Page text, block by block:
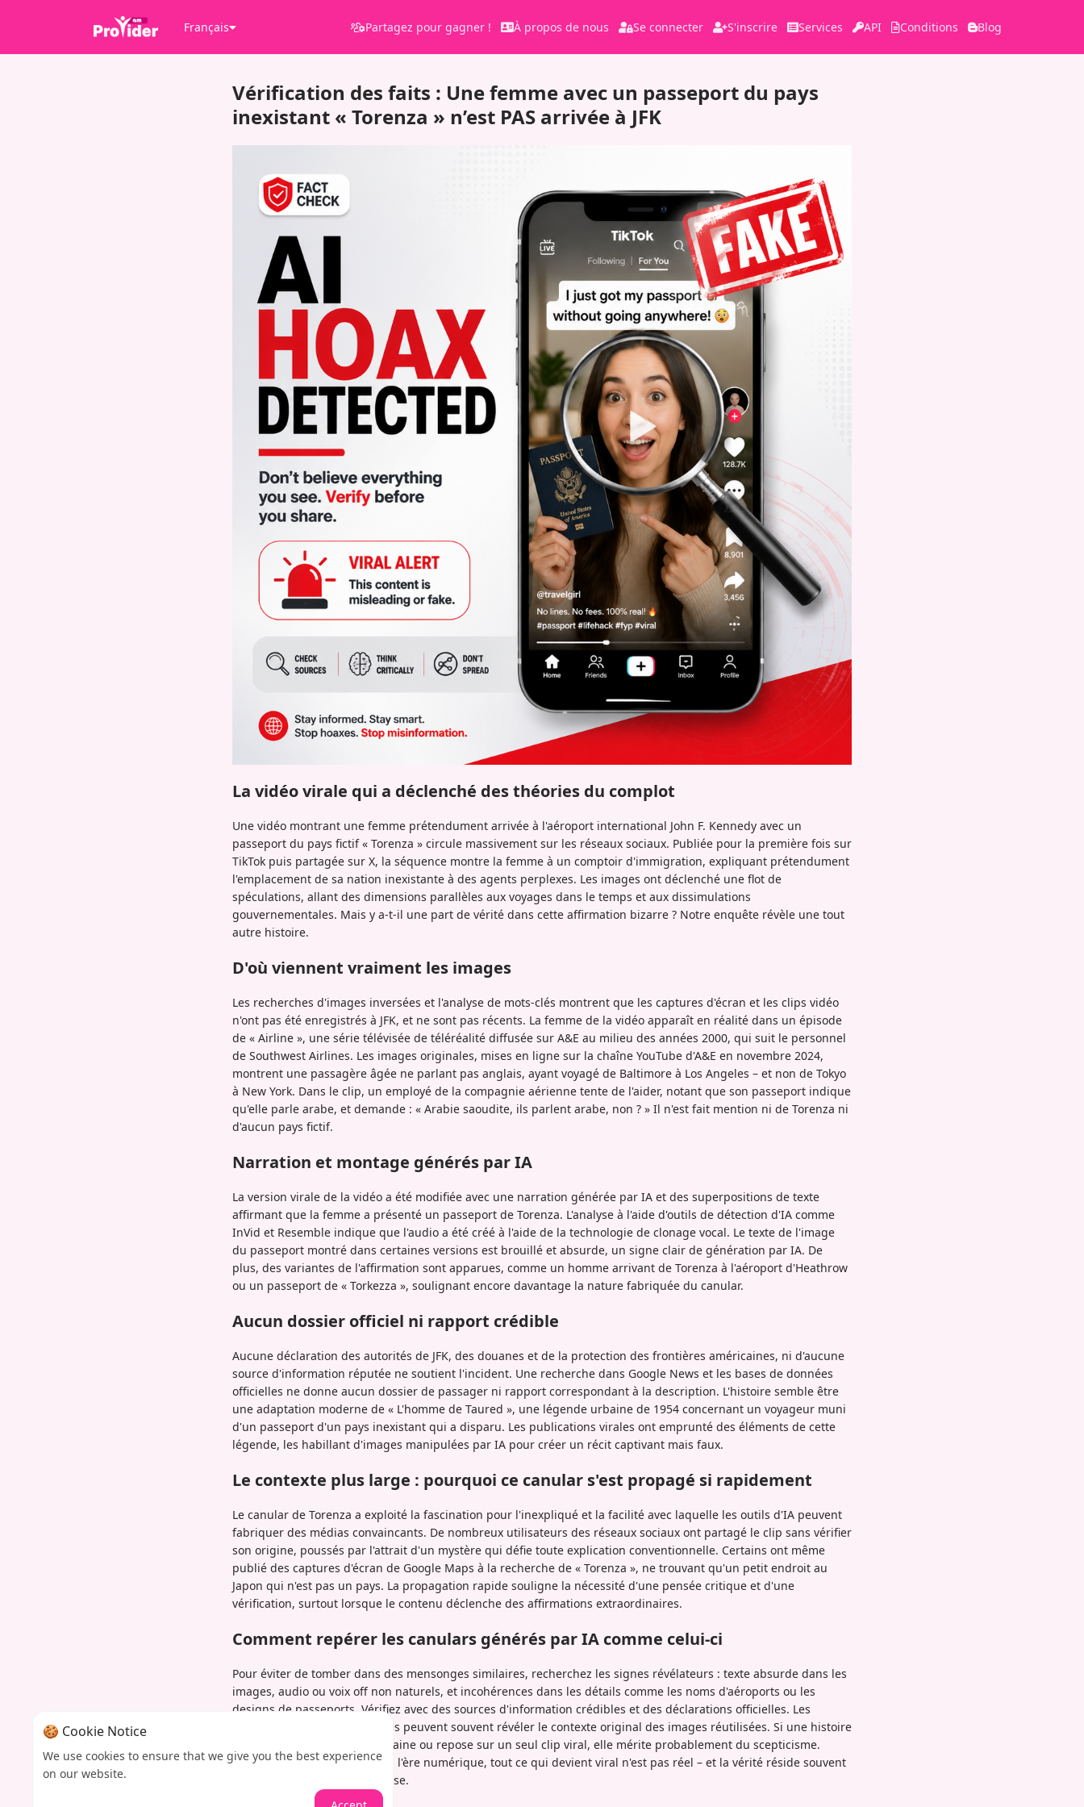
Français Partagez pour gagner ! À propos de nous Se connecter S'inscrire Services API Conditions Blog
Vérification des faits : Une femme avec un passeport du pays
inexistant « Torenza » n’est PAS arrivée à JFK
La vidéo virale qui a déclenché des théories du complot
Une vidéo montrant une femme prétendument arrivée à l'aéroport international John F. Kennedy avec un
passeport du pays fictif « Torenza » circule massivement sur les réseaux sociaux. Publiée pour la première fois sur
TikTok puis partagée sur X, la séquence montre la femme à un comptoir d'immigration, expliquant prétendument
l'emplacement de sa nation inexistante à des agents perplexes. Les images ont déclenché une flot de
spéculations, allant des dimensions parallèles aux voyages dans le temps et aux dissimulations
gouvernementales. Mais y a-t-il une part de vérité dans cette affirmation bizarre ? Notre enquête révèle une tout
autre histoire.
D'où viennent vraiment les images
Les recherches d'images inversées et l'analyse de mots-clés montrent que les captures d'écran et les clips vidéo
n'ont pas été enregistrés à JFK, et ne sont pas récents. La femme de la vidéo apparaît en réalité dans un épisode
de « Airline », une série télévisée de téléréalité diffusée sur A&E au milieu des années 2000, qui suit le personnel
de Southwest Airlines. Les images originales, mises en ligne sur la chaîne YouTube d'A&E en novembre 2024,
montrent une passagère âgée ne parlant pas anglais, ayant voyagé de Baltimore à Los Angeles – et non de Tokyo
à New York. Dans le clip, un employé de la compagnie aérienne tente de l'aider, notant que son passeport indique
qu'elle parle arabe, et demande : « Arabie saoudite, ils parlent arabe, non ? » Il n'est fait mention ni de Torenza ni
d'aucun pays fictif.
Narration et montage générés par IA
La version virale de la vidéo a été modifiée avec une narration générée par IA et des superpositions de texte
affirmant que la femme a présenté un passeport de Torenza. L'analyse à l'aide d'outils de détection d'IA comme
InVid et Resemble indique que l'audio a été créé à l'aide de la technologie de clonage vocal. Le texte de l'image
du passeport montré dans certaines versions est brouillé et absurde, un signe clair de génération par IA. De
plus, des variantes de l'affirmation sont apparues, comme un homme arrivant de Torenza à l'aéroport d'Heathrow
ou un passeport de « Torkezza », soulignant encore davantage la nature fabriquée du canular.
Aucun dossier officiel ni rapport crédible
Aucune déclaration des autorités de JFK, des douanes et de la protection des frontières américaines, ni d'aucune
source d'information réputée ne soutient l'incident. Une recherche dans Google News et les bases de données
officielles ne donne aucun dossier de passager ni rapport correspondant à la description. L'histoire semble être
une adaptation moderne de « L'homme de Taured », une légende urbaine de 1954 concernant un voyageur muni
d'un passeport d'un pays inexistant qui a disparu. Les publications virales ont emprunté des éléments de cette
légende, les habillant d'images manipulées par IA pour créer un récit captivant mais faux.
Le contexte plus large : pourquoi ce canular s'est propagé si rapidement
Le canular de Torenza a exploité la fascination pour l'inexpliqué et la facilité avec laquelle les outils d'IA peuvent
fabriquer des médias convaincants. De nombreux utilisateurs des réseaux sociaux ont partagé le clip sans vérifier
son origine, poussés par l'attrait d'un mystère qui défie toute explication conventionnelle. Certains ont même
publié des captures d'écran de Google Maps à la recherche de « Torenza », ne trouvant qu'un petit endroit au
Japon qui n'est pas un pays. La propagation rapide souligne la nécessité d'une pensée critique et d'une
vérification, surtout lorsque le contenu déclenche des affirmations extraordinaires.
Comment repérer les canulars générés par IA comme celui-ci
Pour éviter de tomber dans des mensonges similaires, recherchez les signes révélateurs : texte absurde dans les
images, audio ou voix off non naturels, et incohérences dans les détails comme les noms d'aéroports ou les
designs de passeports. Vérifiez avec des sources d'information crédibles et des déclarations officielles. Les
recherches d'images inversées peuvent souvent révéler le contexte original des images réutilisées. Si une histoire
ressemble à une légende urbaine ou repose sur un seul clip viral, elle mérite probablement du scepticisme.
L'affaire Torenza rappelle qu'à l'ère numérique, tout ce qui devient viral n'est pas réel – et la vérité réside souvent
dans une recherche minutieuse.
🍪 Cookie Notice
We use cookies to ensure that we give you the best experience
on our website.